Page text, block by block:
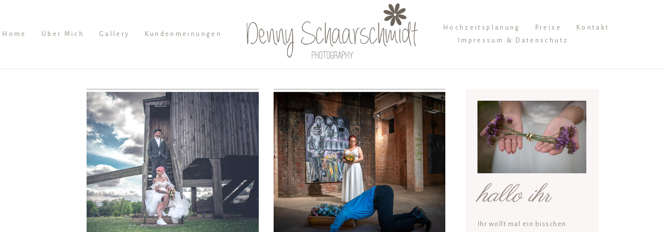
Home Über Mich Gallery Kundenmeinungen
Hochzeitsplanung Preise
Kontakt
Impressum & Datenschutz
hallo ihr
Ihr wollt mal ein bisschen